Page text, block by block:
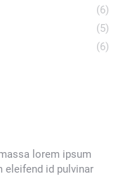
(6)
(5)
(6)
lorem ipsum
eleifend id pulvinar